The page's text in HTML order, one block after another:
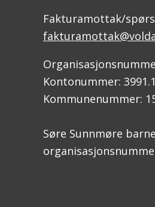
Fakturamottak/
Kontonummer:
Kommunenummer:
Søre Sunnmøre